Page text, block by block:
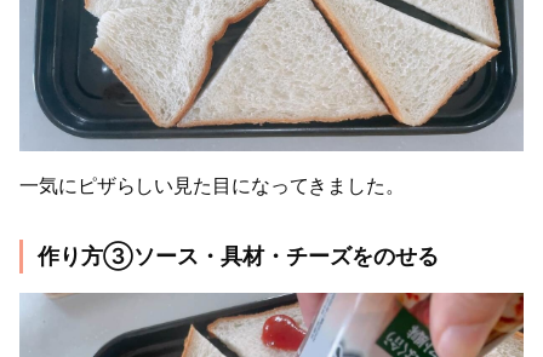
一気にピザらしい見た目になってきました。
作り方③ソース・具材・チーズをのせる